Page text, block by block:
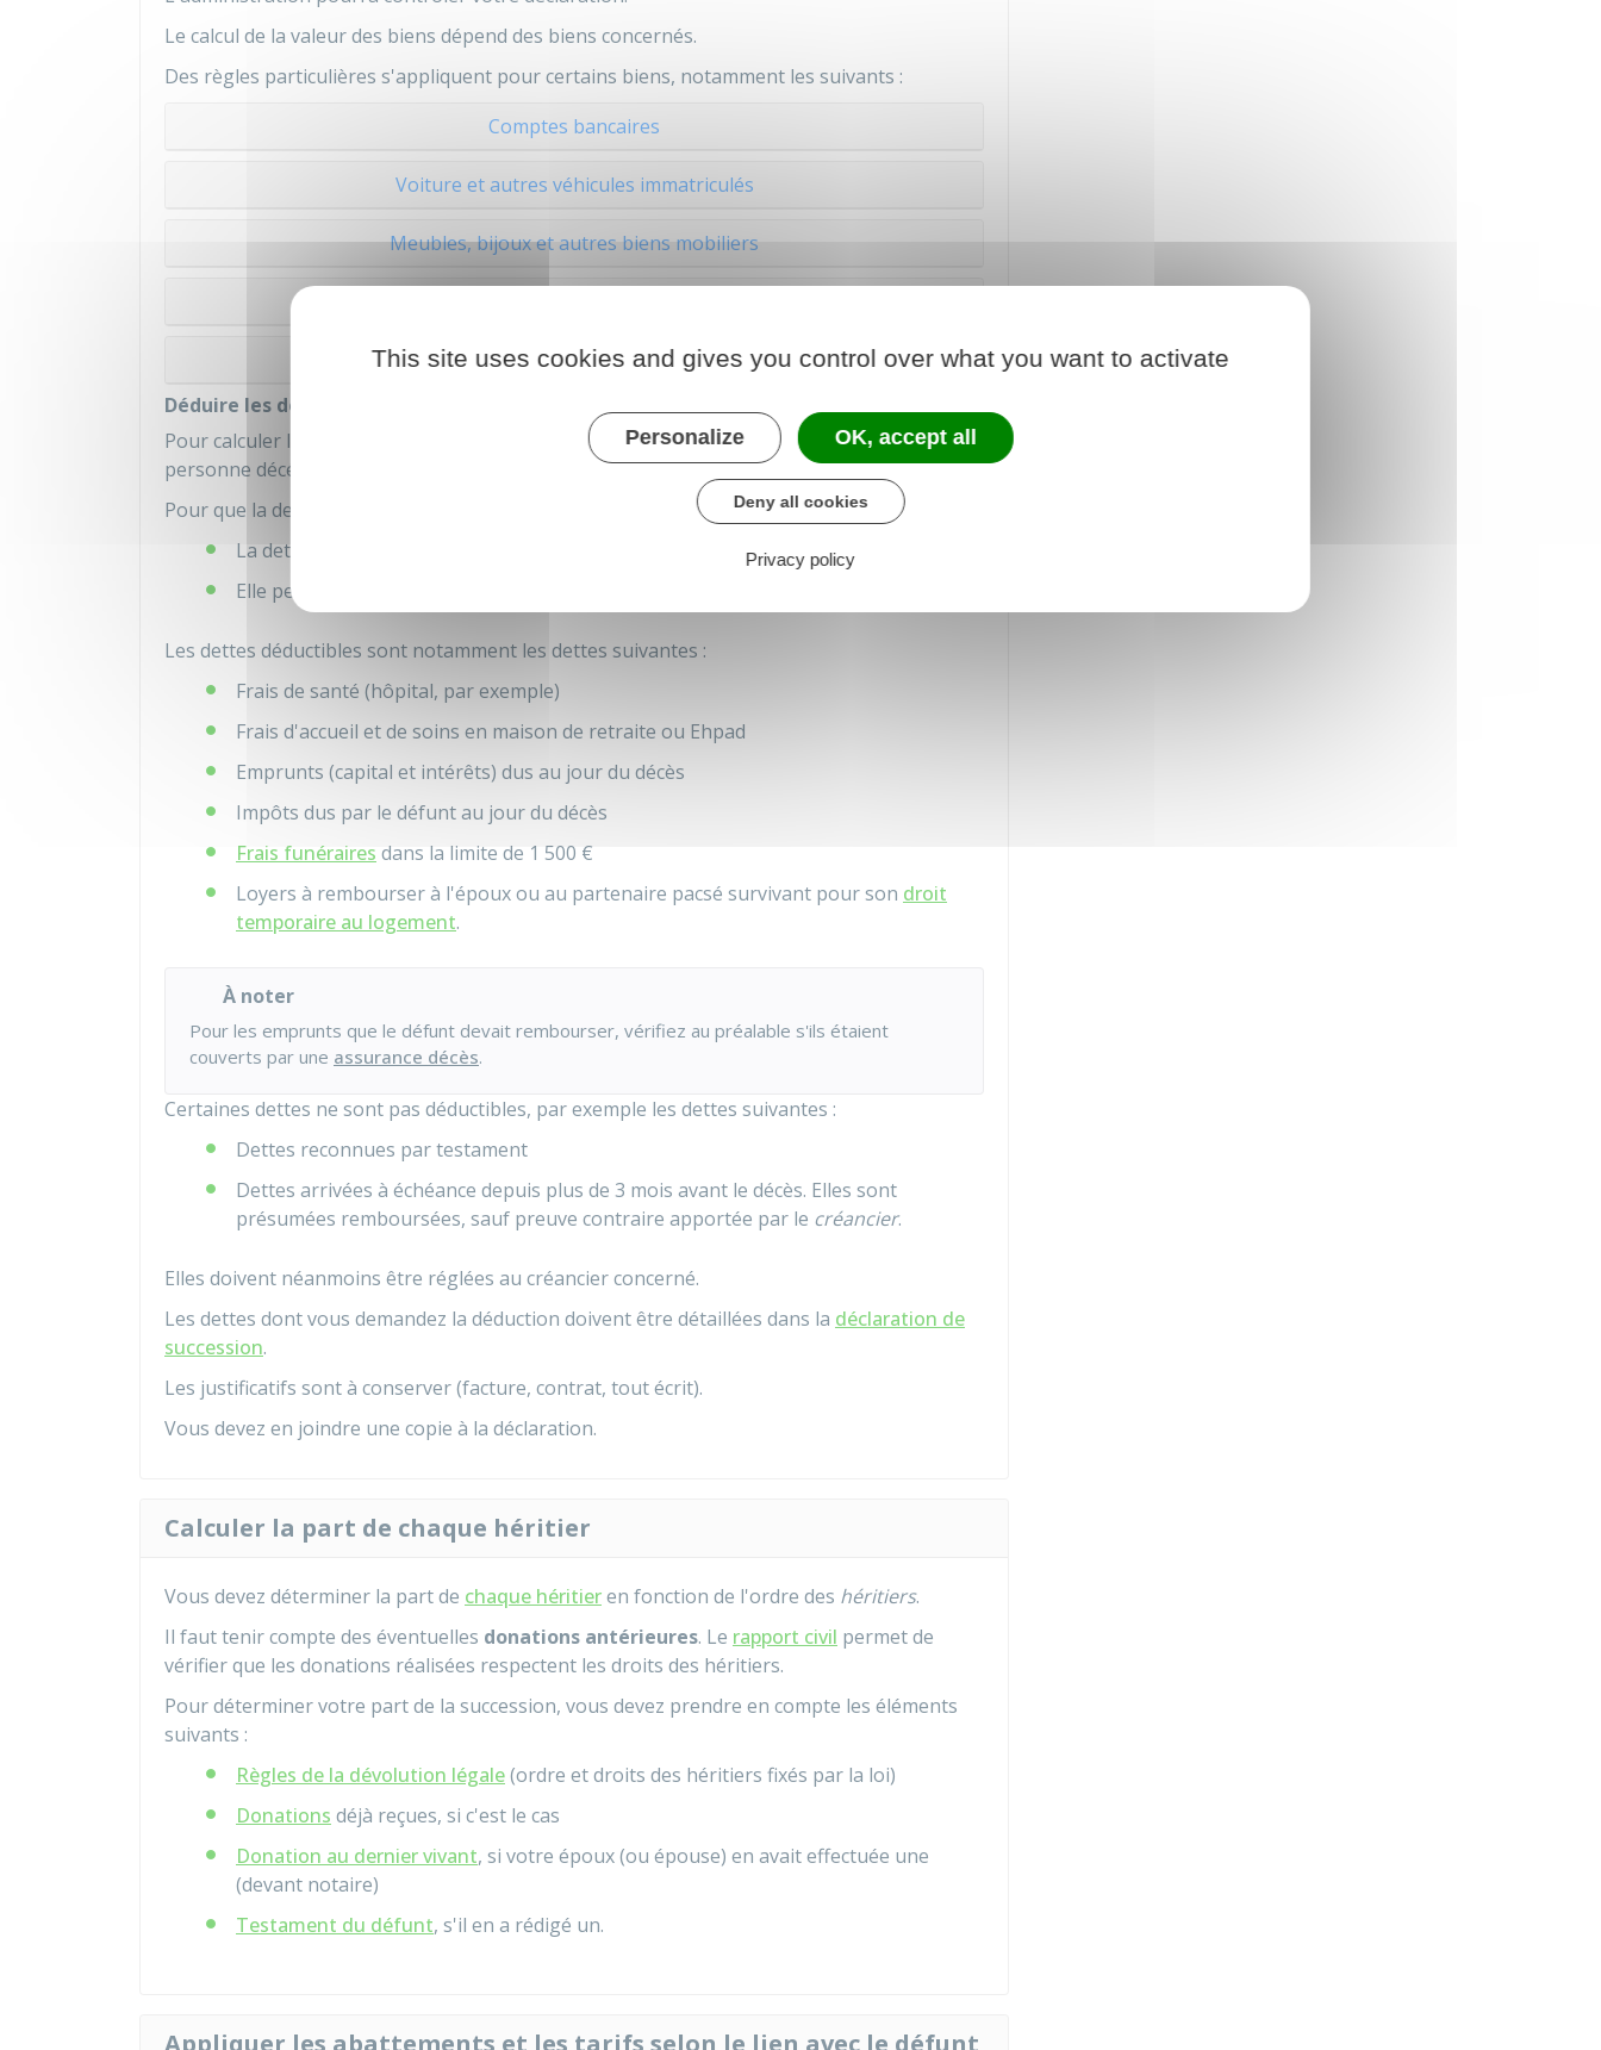
Le calcul de la valeur des biens dépend des biens concernés.
Des règles particulières s'appliquent pour certains biens, notamment les suivants :
Comptes bancaires
Voiture et autres véhicules immatriculés
Meubles, bijoux et autres biens mobiliers
Bien partagé entre usufruitier et nu-propriétaire
Déduire les dettes
Pour calculer la valeur de la succession (
actif net ), vous devez déduire les dettes de la
personne décédée exigibles au moment du décès.
Pour que la dette soit déductible, il faut que les
2 conditionssuivantes soient remplies :
La dette existe au jour du décès
Elle peut être prouvée.
Les dettes déductibles sont notamment les dettes suivantes :
Frais de santé (hôpital, par exemple)
Frais d'accueil et de soins en maison de retraite ou Ehpad
Emprunts (capital et intérêts) dus au jour du décès
Impôts dus par le défunt au jour du décès
Frais funéraires dans la limite de 1 500 €
Loyers à rembourser à l'époux ou au partenaire pacsé survivant pour son droit
temporaire au logement.
À noter
Pour les emprunts que le défunt devait rembourser, vérifiez au préalable s'ils étaient
couverts par une assurance décès.
Certaines dettes ne sont pas déductibles, par exemple les dettes suivantes :
Dettes reconnues par testament
Dettes arrivées à échéance depuis plus de 3 mois avant le décès. Elles sont
présumées remboursées, sauf preuve contraire apportée par le créancier.
Elles doivent néanmoins être réglées au créancier concerné.
Les dettes dont vous demandez la déduction doivent être détaillées dans la déclaration de
succession.
Les justificatifs sont à conserver (facture, contrat, tout écrit).
Vous devez en joindre une copie à la déclaration.
Calculer la part de chaque héritier
Vous devez déterminer la part de chaque héritieren fonction de l'ordre des héritiers.
Il faut tenir compte des éventuelles donations antérieures. Le rapport civil permet de
vérifier que les donations réalisées respectent les droits des héritiers.
Pour déterminer votre part de la succession, vous devez prendre en compte les éléments
suivants :
Règles de la dévolution légale(ordre et droits des héritiers fixés par la loi)
Donations déjà reçues, si c'est le cas
Donation au dernier vivant, si votre époux (ou épouse) en avait effectuée une
(devant notaire)
Testament du défunt, s'il en a rédigé un.
Appliquer les abattements et les tarifs selon le lien avec le défunt
This site uses cookies and gives you control over what you want to activate
Personalize OK, accept all
Deny all cookies
Privacy policy